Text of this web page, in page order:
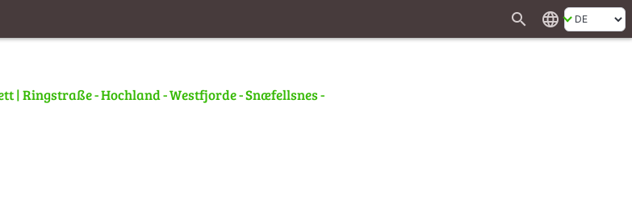
search language
| Ringstraße - Hochland - Westfjorde - Snæfellsnes -